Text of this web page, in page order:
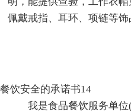
佩戴戒指、耳环、项链等饰
餐饮安全的承诺书14
我是食品餐饮服务单位